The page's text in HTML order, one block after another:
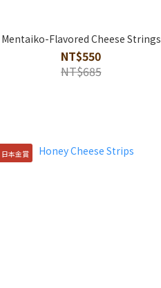
Mentaiko-Flavored Cheese Strings
NT$550
NT$685
日本金賞